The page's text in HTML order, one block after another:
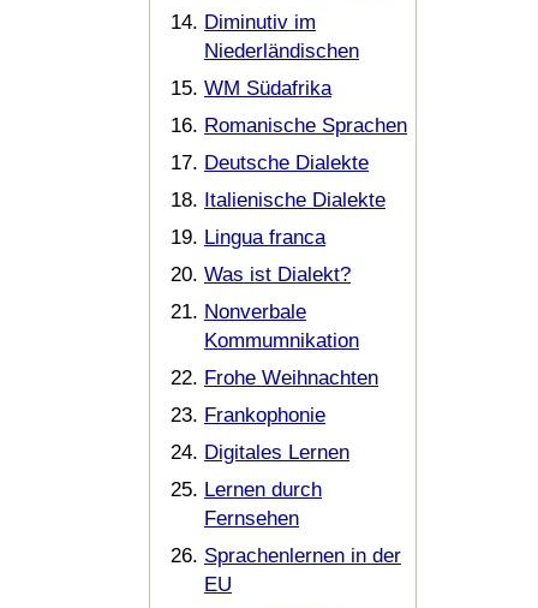
Diminutiv im
Niederländischen
WM Südafrika
Romanische Sprachen
Deutsche Dialekte
Italienische Dialekte
Lingua franca
Was ist Dialekt?
Nonverbale
Kommumnikation
Frohe Weihnachten
Frankophonie
Digitales Lernen
Lernen durch
Fernsehen
Sprachenlernen in der
EU